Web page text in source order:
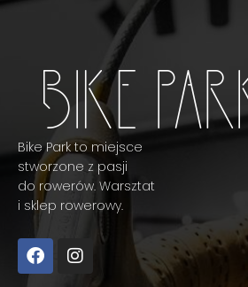
Bike Park to miejsce
stworzone z pasji
do rowerów. Warsztat
i sklep rowerowy.